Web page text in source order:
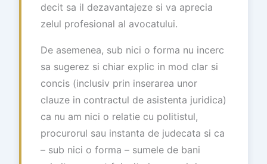
decit sa il dezavantajeze si va aprecia
zelul profesional al avocatului.
De asemenea, sub nici o forma nu incerc
sa sugerez si chiar explic in mod clar si
concis (inclusiv prin inserarea unor
clauze in contractul de asistenta juridica)
ca nu am nici o relatie cu politistul,
procurorul sau instanta de judecata si ca
– sub nici o forma – sumele de bani